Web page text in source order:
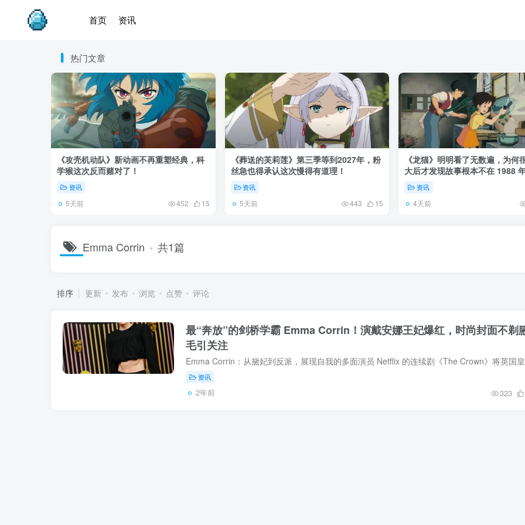
首页 资讯
热门文章
《攻壳机动队》新动画不再重塑经典，科
学猴这次反而赌对了！
资讯
5天前 452 15
《葬送的芙莉莲》第三季等到2027年，粉
丝急也得承认这次慢得有道理！
资讯
5天前 443 15
《龙猫》明明看了无数遍，为何
大后才发现故事根本不在 1988
资讯
4天前
Emma Corrin 共1篇
排序 更新 发布 浏览 点赞 评论
最“奔放”的剑桥学霸 Emma Corrin！演戴安娜王妃爆红，时尚封面不剃
毛引关注
资讯
2年前 323